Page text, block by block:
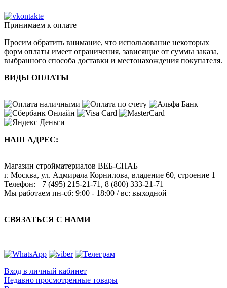
Принимаем к оплате
Просим обратить внимание, что использование некоторых
форм оплаты имеет ограничения, зависящие от суммы заказа,
выбранного способа доставки и местонахождения покупателя.
ВИДЫ ОПЛАТЫ
НАШ АДРЕС:
Магазин стройматериалов ВЕБ-СНАБ
г. Москва, ул. Адмирала Корнилова, владение 60, строение 1
Телефон: +7 (495) 215-21-71 , 8 (800) 333-21-71
Мы работаем пн-сб: 9:00 - 18:00 / вс: выходной
СВЯЗАТЬСЯ С НАМИ
Вход в личный кабинет
Недавно просмотренные товары